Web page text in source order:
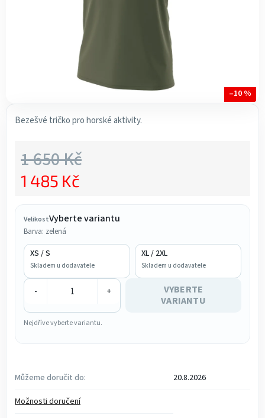
Bezešvé tričko pro horské aktivity.
VelikostVyberte variantu
Barva: zelená
XS / S
Skladem u dodavatele
XL / 2XL
Skladem u dodavatele
- +
VYBERTE
VARIANTU
Nejdříve vyberte variantu.
Můžeme doručit do:
20.8.2026
Možnosti doručení
1 650 Kč
1 485 Kč
–10 %